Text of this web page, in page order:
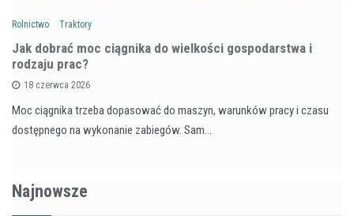
Rolnictwo Traktory
Jak dobrać moc ciągnika do wielkości gospodarstwa i
rodzaju prac?
18 czerwca 2026
Moc ciągnika trzeba dopasować do maszyn, warunków pracy i czasu
dostępnego na wykonanie zabiegów. Sam…
Najnowsze